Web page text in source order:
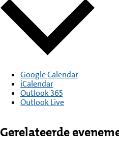
Google Calendar
iCalendar
Outlook 365
Outlook Live
Gerelateerde